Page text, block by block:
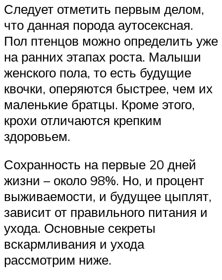
Следует отметить первым делом,
что данная порода аутосексная.
Пол птенцов можно определить уже
на ранних этапах роста. Малыши
женского пола, то есть будущие
квочки, оперяются быстрее, чем их
маленькие братцы. Кроме этого,
крохи отличаются крепким
здоровьем.
Сохранность на первые 20 дней
жизни – около 98%. Но, и процент
выживаемости, и будущее цыплят,
зависит от правильного питания и
ухода. Основные секреты
вскармливания и ухода
рассмотрим ниже.